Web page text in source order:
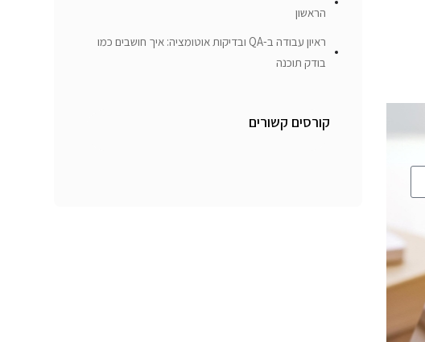
הראשון
ראיון עבודה ב-QA ובדיקות אוטומציה: איך חושבים כמו
בודק תוכנה
קורסים קשורים